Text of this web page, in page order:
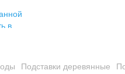
Подставки деревянные